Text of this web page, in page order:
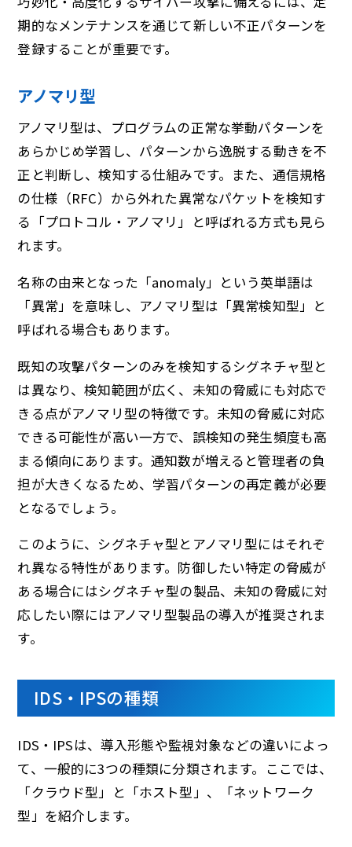
期的なメンテナンスを通じて新しい不正パターンを
登録することが重要です。
アノマリ型
アノマリ型は、プログラムの正常な挙動パターンを
あらかじめ学習し、パターンから逸脱する動きを不
正と判断し、検知する仕組みです。また、通信規格
の仕様（RFC）から外れた異常なパケットを検知す
る「プロトコル・アノマリ」と呼ばれる方式も見ら
れます。
名称の由来となった「anomaly」という英単語は
「異常」を意味し、アノマリ型は「異常検知型」と
呼ばれる場合もあります。
既知の攻撃パターンのみを検知するシグネチャ型と
は異なり、検知範囲が広く、未知の脅威にも対応で
きる点がアノマリ型の特徴です。未知の脅威に対応
できる可能性が高い一方で、誤検知の発生頻度も高
まる傾向にあります。通知数が増えると管理者の負
担が大きくなるため、学習パターンの再定義が必要
となるでしょう。
このように、シグネチャ型とアノマリ型にはそれぞ
れ異なる特性があります。防御したい特定の脅威が
ある場合にはシグネチャ型の製品、未知の脅威に対
応したい際にはアノマリ型製品の導入が推奨されま
す。
IDS・IPSの種類
IDS・IPSは、導入形態や監視対象などの違いによっ
て、一般的に3つの種類に分類されます。ここでは、
「クラウド型」と「ホスト型」、「ネットワーク
型」を紹介します。